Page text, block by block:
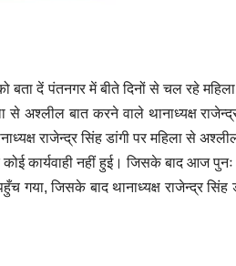
दें पंतनगर में बीते दिनों से चल रहे
अश्लील बात करने वाले थानाध्यक्ष
राजेन्द्र सिंह डांगी पर महिला से
कार्यवाही नहीं हुई। जिसके बाद आज
गया, जिसके बाद थानाध्यक्ष राजेन्द्र